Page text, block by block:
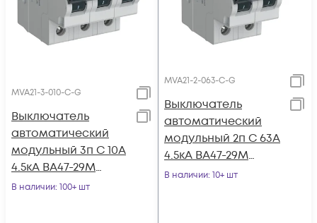
MVA21-3-010-C-G
Выключатель
автоматический
модульный 3п C 10А
4.5кА ВА47-29М
GENERICA MVA21-3-
В наличии: 100+ шт
MVA21-2-063-C-G
Выключатель
автоматический
модульный 2п C 63А
4.5кА ВА47-29М
GENERICA MVA21-2-
В наличии: 10+ шт